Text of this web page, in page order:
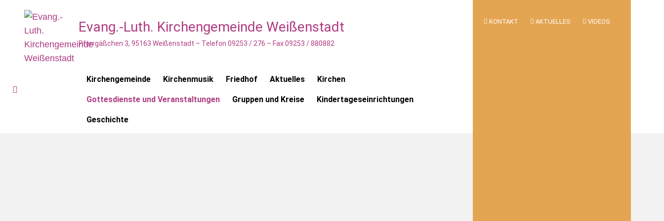
Evang.-Luth. Kirchengemeinde Weißenstadt
Pfarrgäßchen 3, 95163 Weißenstadt – Telefon 09253 / 276 – Fax 09253 / 880882
KONTAKT AKTUELLES VIDEOS
Kirchengemeinde Kirchenmusik Friedhof Aktuelles Kirchen
Gottesdienste und Veranstaltungen Gruppen und Kreise Kindertageseinrichtungen
Geschichte